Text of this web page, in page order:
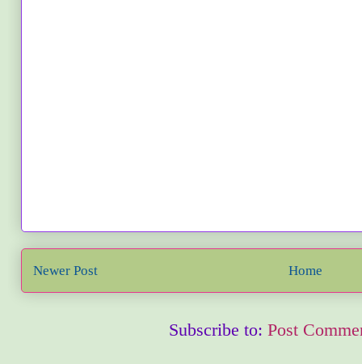
Newer Post Home
Subscribe to: Post